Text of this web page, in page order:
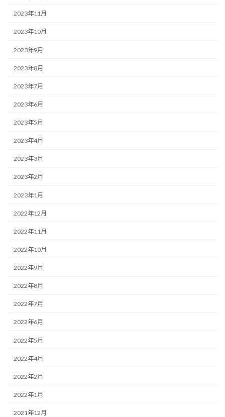
2023年11月
2023年10月
2023年9月
2023年8月
2023年7月
2023年6月
2023年5月
2023年4月
2023年3月
2023年2月
2023年1月
2022年12月
2022年11月
2022年10月
2022年9月
2022年8月
2022年7月
2022年6月
2022年5月
2022年4月
2022年2月
2022年1月
2021年12月